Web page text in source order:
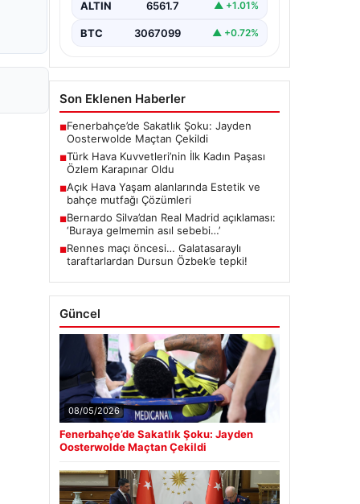
ALTIN 6561.7 ▲ +1.01%
BTC 3067099 ▲ +0.72%
Son Eklenen Haberler
■Fenerbahçe’de Sakatlık Şoku: Jayden
Oosterwolde Maçtan Çekildi
■Türk Hava Kuvvetleri’nin İlk Kadın Paşası
Özlem Karapınar Oldu
■Açık Hava Yaşam alanlarında Estetik ve
bahçe mutfağı Çözümleri
■Bernardo Silva’dan Real Madrid açıklaması:
‘Buraya gelmemin asıl sebebi…’
■Rennes maçı öncesi… Galatasaraylı
taraftarlardan Dursun Özbek’e tepki!
Güncel
08/05/2026
Fenerbahçe’de Sakatlık Şoku: Jayden
Oosterwolde Maçtan Çekildi